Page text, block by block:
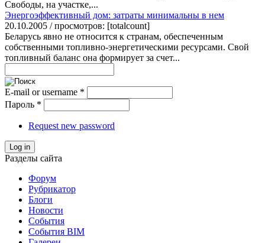
Свободы, на участке,...
Энергоэффективный дом: затраты минимальны в нем
20.10.2005 / просмотров: [totalcount]
Беларусь явно не относится к странам, обеспеченным
собственными топливно-энергетическими ресурсами. Свой
топливный баланс она формирует за счет...
E-mail or username *
Пароль *
Request new password
Log in
Разделы сайта
Форум
Рубрикатор
Блоги
Новости
События
События BIM